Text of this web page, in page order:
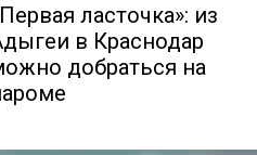
ласточка»: из
в Краснодар
добраться на